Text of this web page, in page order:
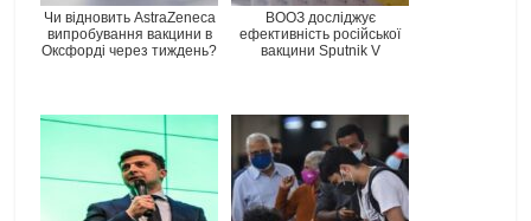
Чи відновить AstraZeneca
випробування вакцини в
Оксфорді через тиждень?
ВООЗ досліджує
ефективність російської
вакцини Sputnik V